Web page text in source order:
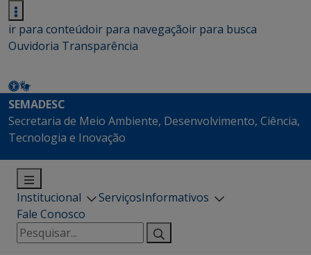
ir para conteúdoir para navegaçãoir para busca
Ouvidoria Transparência
SEMADESC
Secretaria de Meio Ambiente, Desenvolvimento, Ciência,
Tecnologia e Inovação
Institucional ServiçosInformativos
Fale Conosco
Pesquisar
por: